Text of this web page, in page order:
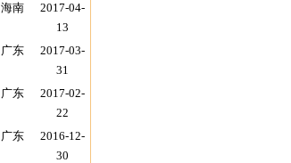
海南
2017-04-
13
广东
2017-03-
31
广东
2017-02-
22
广东
2016-12-
30